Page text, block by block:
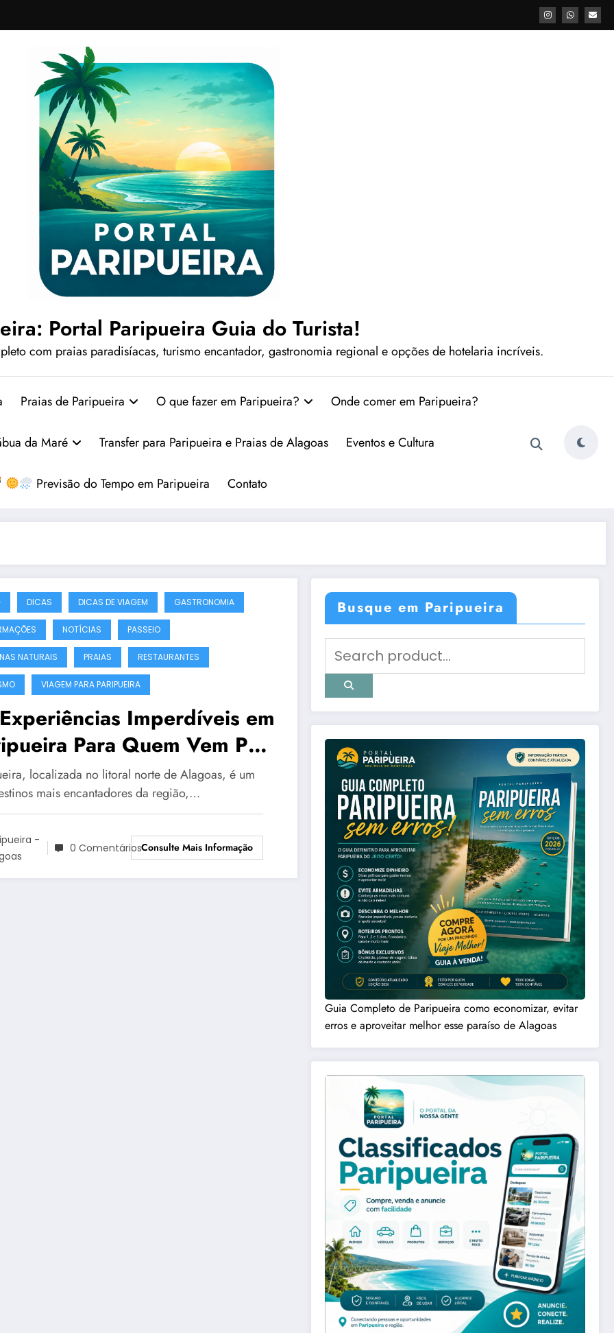
Portal Paripueira Guia do Turista!
com praias paradisíacas, turismo encantador, gastronomia regional e opções de hotelaria incríveis.
Praias de Paripueira O que fazer em Paripueira? Onde comer em Paripueira?
da Maré Transfer para Paripueira e Praias de Alagoas Eventos e Cultura
Previsão do Tempo em Paripueira Contato
DICAS DICAS DE VIAGEM GASTRONOMIA
NOTÍCIAS PASSEIO
NATURAIS PRAIAS RESTAURANTES
VIAGEM PARA PARIPUEIRA
Imperdíveis em
Para Quem Vem Pela
Vez
localizada no litoral norte de Alagoas, é um
mais encantadores da região,…
-
0 ComentáriosConsulte Mais Informação
Busque em Paripueira
Guia Completo de Paripueira como economizar, evitar
erros e aproveitar melhor esse paraíso de Alagoas